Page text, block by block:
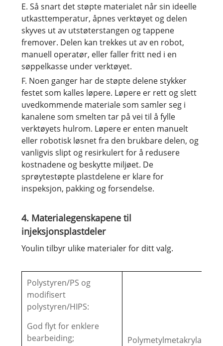
E. Så snart det støpte materialet når sin ideelle
utkasttemperatur, åpnes verktøyet og delen
skyves ut av utstøterstangen og tappene
fremover. Delen kan trekkes ut av en robot,
manuell operatør, eller faller fritt ned i en
søppelkasse under verktøyet.
F. Noen ganger har de støpte delene stykker
festet som kalles løpere. Løpere er rett og slett
uvedkommende materiale som samler seg i
kanalene som smelten tar på vei til å fylle
verktøyets hulrom. Løpere er enten manuelt
eller robotisk løsnet fra den brukbare delen, og
vanligvis slipt og resirkulert for å redusere
kostnadene og beskytte miljøet. De
sprøytestøpte plastdelene er klare for
inspeksjon, pakking og forsendelse.
4. Materialegenskapene til
injeksjonsplastdeler
Youlin tilbyr ulike materialer for ditt valg.
Polystyren/PS og
modifisert
polystyren/HIPS:
God flyt for enklere
bearbeiding;
Polymetylmetakrylat/